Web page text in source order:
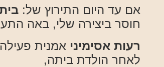
אם עד היום התירוץ של:
חוסר ביצירה שלי, באה
רעות אסימיני אמנית
לאחר הולדת ביתה,